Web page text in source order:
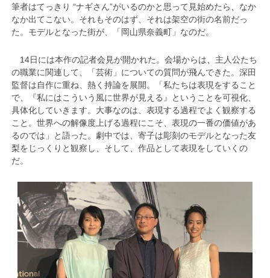
筆者はてっきり “ナギさん”がいるのかと思って見始めたら、なか
なか出てこない。それもそのはず、それは架空の街の名前だっ
た。モデルとなった街が、「岡山県奈義町」なのだ。
14日には本作の記者会見が開かれた。会場からは、主人公たち
の職業に関連して、「芸術」についての質問が飛んできた。深田
監督は自作に重ね、熱く持論を展開。「私たちは表現をすること
で、『私にはこういう風に世界が見える』ということを可視化、
具体化していきます。大事なのは、表現する過程でよく観察する
こと。世界への解像度上げる過程にこそ、表現の一番の価値があ
るのでは」と語った。劇中では、寄子は彫刻のモデルとなった友
梨をじっくりと観察し、そして、作品として表現をしていくの
だ。